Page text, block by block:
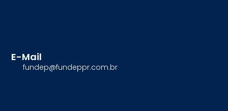
E-Mail
fundep@fundeppr.com.br